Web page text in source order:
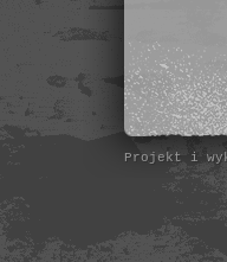
Projekt i